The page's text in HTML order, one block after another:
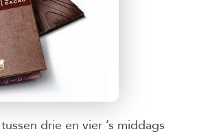
drie en vier ’s middags